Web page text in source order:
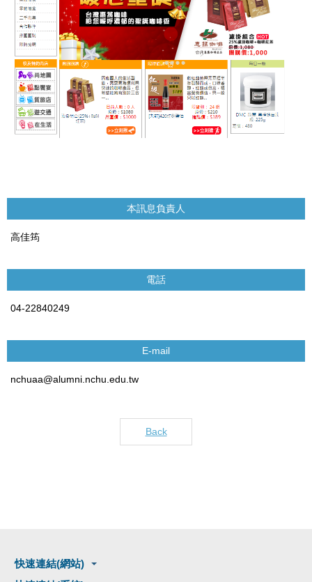
本訊息負責人
高佳筠
電話
04-22840249
E-mail
nchuaa@alumni.nchu.edu.tw
Back
快速連結(網站)